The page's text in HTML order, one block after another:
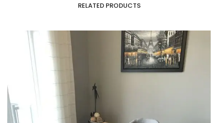
RELATED PRODUCTS